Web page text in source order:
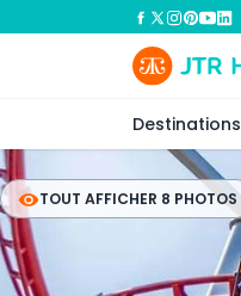
Destinations
TOUT AFFICHER 8 PHOTOS